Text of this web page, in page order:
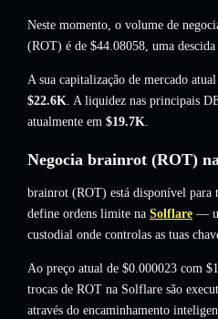
Neste momento, o volume de
(ROT) é de $44.08058, uma
A sua capitalização de mercado
$22.6K. A liquidez nas principais
atualmente em $19.7K.
Negocia brainrot (ROT)
brainrot (ROT) está disponível para
define ordens limite na Solflare —
custodial onde controlas as tuas
Ao preço atual de $0.000023 com
trocas de ROT na Solflare são
através do encaminhamento